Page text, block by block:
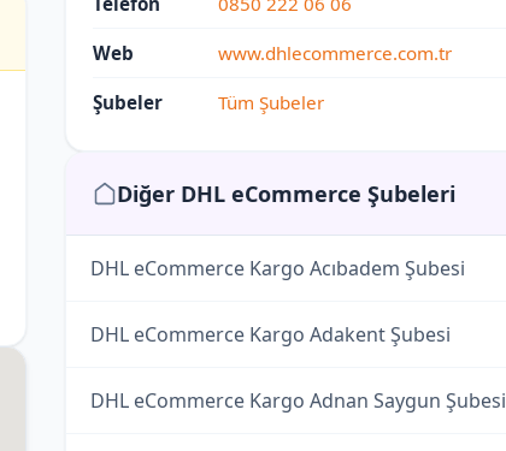
Web www.dhlecommerce.com.tr
Şubeler Tüm Şubeler
Diğer DHL eCommerce Şubeleri
DHL eCommerce Kargo Acıbadem Şubesi
DHL eCommerce Kargo Adakent Şubesi
DHL eCommerce Kargo Adnan Saygun Şubesi